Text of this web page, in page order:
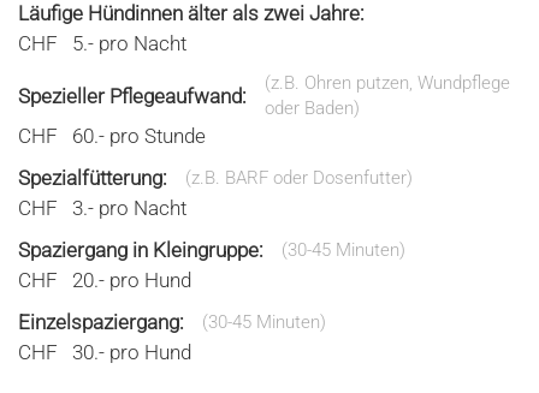
Läufige Hündinnen älter als zwei Jahre:
CHF 5.- pro Nacht
Spezieller Pflegeaufwand:
(z.B. Ohren putzen, Wundpflege
oder Baden)
CHF 60.- pro Stunde
Spezialfütterung:
(z.B. BARF oder Dosenfutter)
CHF 3.- pro Nacht
Spaziergang in Kleingruppe:
(30-45 Minuten)
CHF 20.- pro Hund
Einzelspaziergang:
(30-45 Minuten)
CHF 30.- pro Hund